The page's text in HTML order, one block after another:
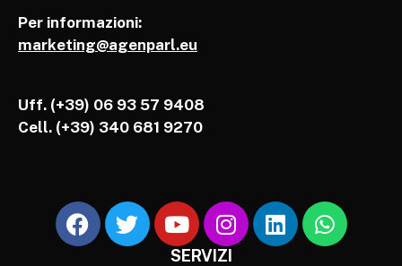
Per informazioni:
marketing@agenparl.eu
Uff. (+39) 06 93 57 9408
Cell. (+39) 340 681 9270
SERVIZI